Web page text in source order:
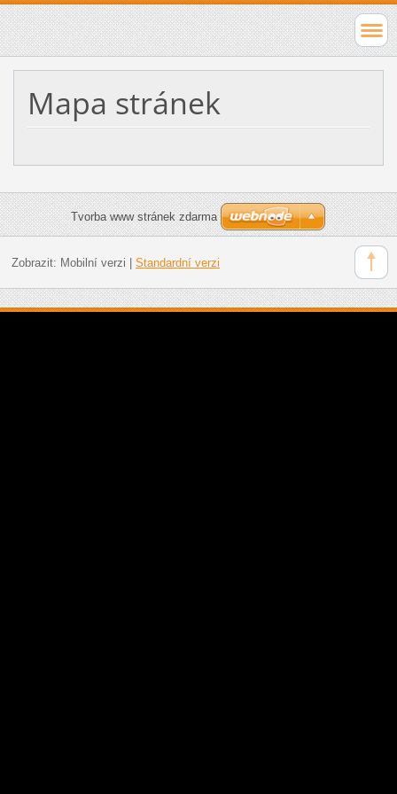
Mapa stránek
Tvorba www stránek zdarma
Zobrazit: Mobilní verzi Standardní verzi